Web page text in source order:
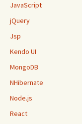
JavaScript
jQuery
Jsp
Kendo UI
MongoDB
NHibernate
Node.js
React